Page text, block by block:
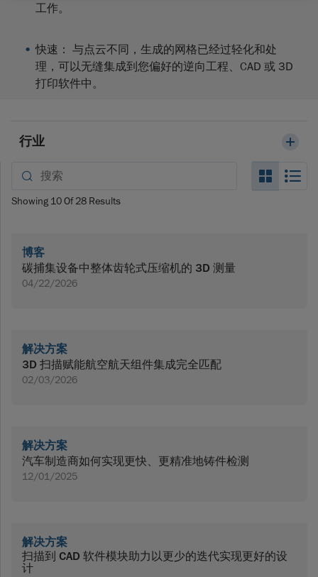
工作。
快速 ： 与点云不同，生成的网格已经过轻化和处
理，可以无缝集成到您偏好的逆向工程、CAD 或 3D
打印软件中。
行业
Showing 10Of28 Results
博客
碳捕集设备中整体齿轮式压缩机的 3D 测量
04/22/2026
解决方案
3D 扫描赋能航空航天组件集成完全匹配
02/03/2026
解决方案
汽车制造商如何实现更快、更精准地铸件检测
12/01/2025
解决方案
扫描到 CAD 软件模块助力以更少的迭代实现更好的设
计